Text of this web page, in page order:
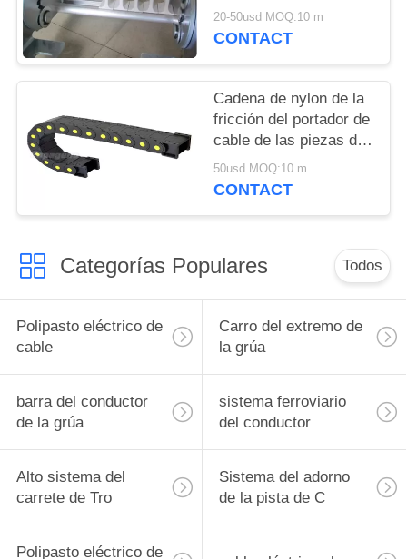
portador de la
manguera de la cadena
20-50usd MOQ:10 m
CONTACT
Cadena de nylon de la
fricción del portador de
cable de las piezas de
la grúa de arriba del
ISO/del cable de la
50usd MOQ:10 m
CONTACT
Categorías Populares Todos
Polipasto eléctrico de
cable
Carro del extremo de
la grúa
barra del conductor
de la grúa
sistema ferroviario
del conductor
Alto sistema del
carrete de Tro
Sistema del adorno
de la pista de C
Polipasto eléctrico de